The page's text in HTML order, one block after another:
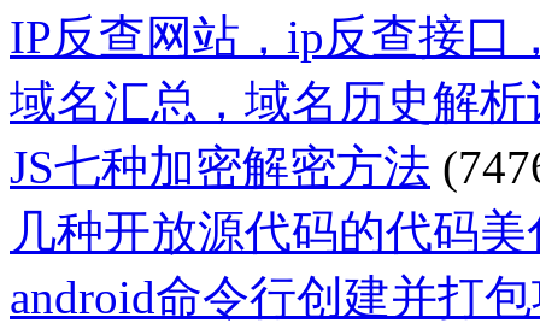
IP反查网站，ip反查接口
域名汇总，域名历史解
JS七种加密解密方法
几种开放源代码的代码
android命令行创建并打